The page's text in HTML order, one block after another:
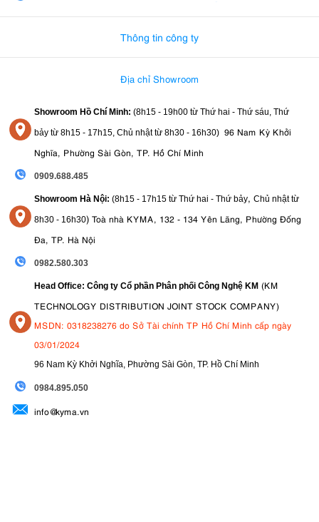
Thông tin công ty
Địa chỉ Showroom
Showroom Hồ Chí Minh: (8h15 - 19h00 từ Thứ hai - Thứ sáu, Thứ
bảy từ 8h15 - 17h15, Chủ nhật từ 8h30 - 16h30) 96 Nam Kỳ Khởi
Nghĩa, Phường Sài Gòn, TP. Hồ Chí Minh
0909.688.485
Showroom Hà Nội: (8h15 - 17h15 từ Thứ hai - Thứ bảy, Chủ nhật từ
8h30 - 16h30) Toà nhà KYMA, 132 - 134 Yên Lãng, Phường Đống
Đa, TP. Hà Nội
0982.580.303
Head Office: Công ty Cổ phần Phân phối Công Nghệ KM (KM
TECHNOLOGY DISTRIBUTION JOINT STOCK COMPANY)
MSDN: 0318238276 do Sở Tài chính TP Hồ Chí Minh cấp ngày
03/01/2024
96 Nam Kỳ Khởi Nghĩa, Phường Sài Gòn, TP. Hồ Chí Minh
0984.895.050
info@kyma.vn